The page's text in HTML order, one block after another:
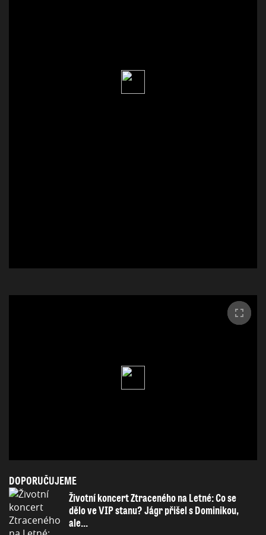
DOPORUČUJEME
Životní koncert Ztraceného na Letné: Co se
dělo ve VIP stanu? Jágr přišel s Dominikou,
ale...